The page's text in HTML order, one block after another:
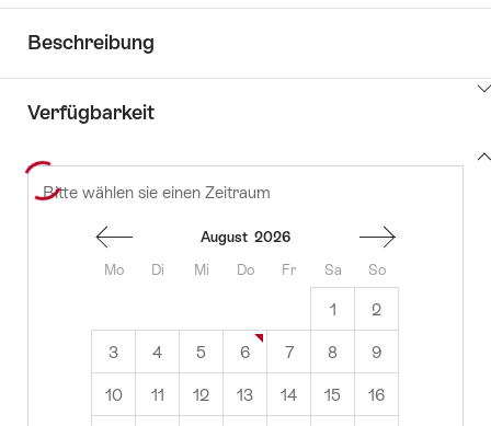
Beschreibung
Sie
um
Inhalte
Informationen
Verfügbarkeit
Zeige
zu
Inhalt
Bitte wählen sie einen Zeitraum
August 2026
Mo
Di Mi Do Fr Sa So
1 2
3 4 5 6 7 8 9
10 11 12 13 14 15 16